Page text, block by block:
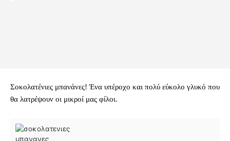
Σοκολατένιες μπανάνες! Ένα υπέροχο και πολύ εύκολο γλυκό που
θα λατρέψουν οι μικροί μας φίλοι.